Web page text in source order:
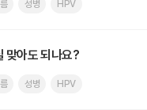
성병 HPV
맞아도 되나요?
성병 HPV